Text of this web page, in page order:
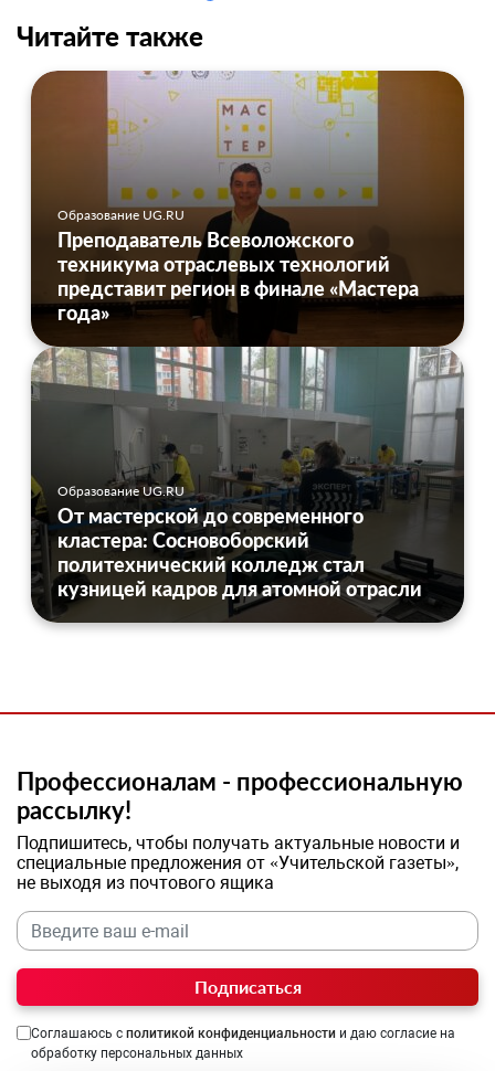
Читайте также
Образование UG.RU
Преподаватель Всеволожского
техникума отраслевых технологий
представит регион в финале «Мастера
года»
Образование UG.RU
От мастерской до современного
кластера: Сосновоборский
политехнический колледж стал
кузницей кадров для атомной отрасли
Профессионалам - профессиональную
рассылку!
Подпишитесь, чтобы получать актуальные новости и
специальные предложения от «Учительской газеты»,
не выходя из почтового ящика
Подписаться
Соглашаюсь с политикой конфиденциальности и даю согласие на
обработку персональных данных